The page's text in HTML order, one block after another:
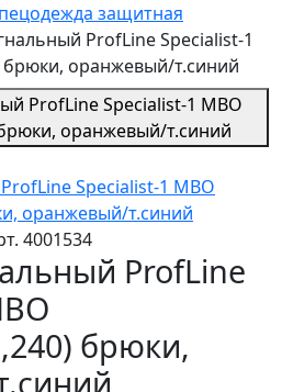
защитная
ProfLine Specialist-1
оранжевый/т.синий
4001534
ProfLine
брюки,